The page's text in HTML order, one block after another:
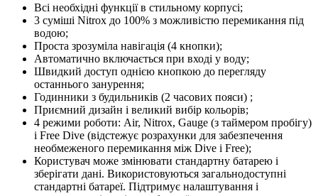
Всі необхідні функції в стильному корпусі;
3 суміші Nitrox до 100% з можливістю перемикання під
водою;
Проста зрозуміла навігація (4 кнопки);
Автоматично включається при вході у воду;
Швидкий доступ однією кнопкою до перегляду
останнього занурення;
Годинники з будильників (2 часових пояси) ;
Приємний дизайн і великий вибір кольорів;
4 режими роботи: Air, Nitrox, Gauge (з таймером пробігу)
і Free Dive (відстежує розрахунки для забезпечення
необмеженого перемикання між Dive і Free);
Користувач може змінювати стандартну батарею і
зберігати дані. Використовуються загальнодоступні
стандартні батареї. Підтримує налаштування і